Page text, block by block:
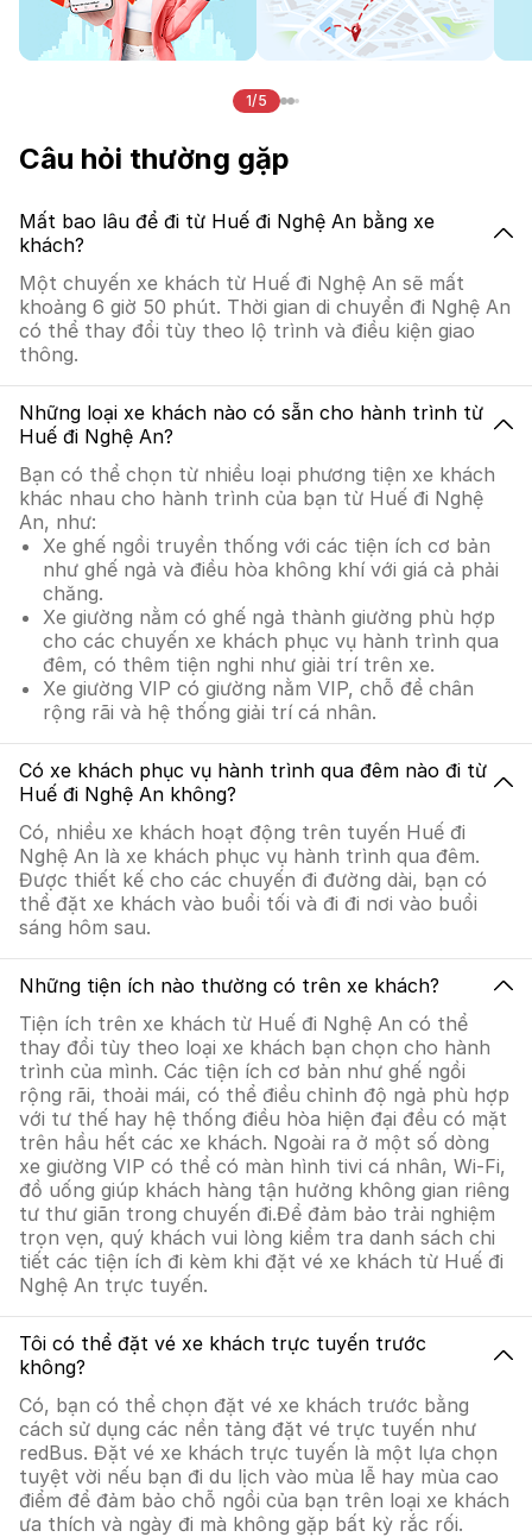
1/5
Câu hỏi thường gặp
Mất bao lâu để đi từ Huế đi Nghệ An bằng xe
khách?
Một chuyến xe khách từ Huế đi Nghệ An sẽ mất
khoảng 6 giờ 50 phút. Thời gian di chuyển đi Nghệ An
có thể thay đổi tùy theo lộ trình và điều kiện giao
thông.
Những loại xe khách nào có sẵn cho hành trình từ
Huế đi Nghệ An?
Bạn có thể chọn từ nhiều loại phương tiện xe khách
khác nhau cho hành trình của bạn từ Huế đi Nghệ
An, như:
Xe ghế ngồi truyền thống với các tiện ích cơ bản
như ghế ngả và điều hòa không khí với giá cả phải
chăng.
Xe giường nằm có ghế ngả thành giường phù hợp
cho các chuyến xe khách phục vụ hành trình qua
đêm, có thêm tiện nghi như giải trí trên xe.
Xe giường VIP có giường nằm VIP, chỗ để chân
rộng rãi và hệ thống giải trí cá nhân.
Có xe khách phục vụ hành trình qua đêm nào đi từ
Huế đi Nghệ An không?
Có, nhiều xe khách hoạt động trên tuyến Huế đi
Nghệ An là xe khách phục vụ hành trình qua đêm.
Được thiết kế cho các chuyến đi đường dài, bạn có
thể đặt xe khách vào buổi tối và đi đi nơi vào buổi
sáng hôm sau.
Những tiện ích nào thường có trên xe khách?
Tiện ích trên xe khách từ Huế đi Nghệ An có thể
thay đổi tùy theo loại xe khách bạn chọn cho hành
trình của mình. Các tiện ích cơ bản như ghế ngồi
rộng rãi, thoải mái, có thể điều chỉnh độ ngả phù hợp
với tư thế hay hệ thống điều hòa hiện đại đều có mặt
trên hầu hết các xe khách. Ngoài ra ở một số dòng
xe giường VIP có thể có màn hình tivi cá nhân, Wi-Fi,
đồ uống giúp khách hàng tận hưởng không gian riêng
tư thư giãn trong chuyến đi.Để đảm bảo trải nghiệm
trọn vẹn, quý khách vui lòng kiểm tra danh sách chi
tiết các tiện ích đi kèm khi đặt vé xe khách từ Huế đi
Nghệ An trực tuyến.
Tôi có thể đặt vé xe khách trực tuyến trước
không?
Có, bạn có thể chọn đặt vé xe khách trước bằng
cách sử dụng các nền tảng đặt vé trực tuyến như
redBus. Đặt vé xe khách trực tuyến là một lựa chọn
tuyệt vời nếu bạn đi du lịch vào mùa lễ hay mùa cao
điểm để đảm bảo chỗ ngồi của bạn trên loại xe khách
ưa thích và ngày đi mà không gặp bất kỳ rắc rối.